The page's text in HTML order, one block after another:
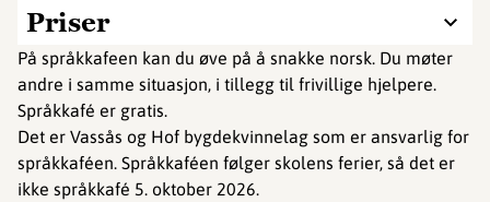
Priser
På språkkafeen kan du øve på å snakke norsk. Du møter
andre i samme situasjon, i tillegg til frivillige hjelpere.
Språkkafé er gratis.
Det er Vassås og Hof bygdekvinnelag som er ansvarlig for
språkkaféen. Språkkaféen følger skolens ferier, så det er
ikke språkkafé 5. oktober 2026.